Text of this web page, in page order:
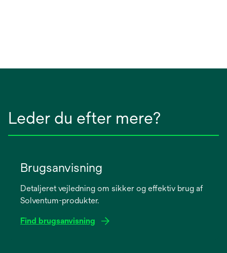
Leder du efter mere?
Brugsanvisning
Detaljeret vejledning om sikker og effektiv brug af
Solventum-produkter.
Find brugsanvisning